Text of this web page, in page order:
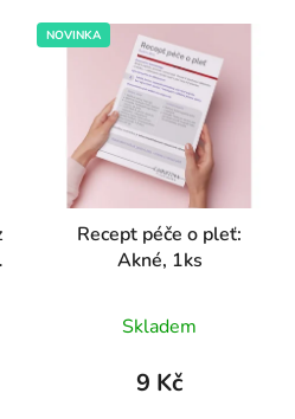
NOVINKA
Recept péče o pleť:
Akné, 1ks
hodnocení
produktu
Skladem
9 Kč